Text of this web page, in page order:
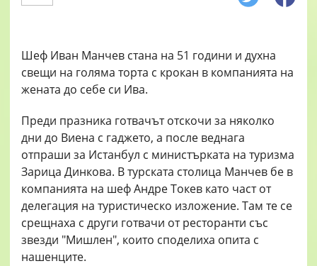
Шеф Иван Манчев стана на 51 години и духна
свещи на голяма торта с крокан в компанията на
жената до себе си Ива.
Преди празника готвачът отскочи за няколко
дни до Виена с гаджето, а после веднага
отпраши за Истанбул с министърката на туризма
Зарица Динкова. В турската столица Манчев бе в
компанията на шеф Андре Токев като част от
делегация на туристическо изложение. Там те се
срещнаха с други готвачи от ресторанти със
звезди "Мишлен", които споделиха опита с
нашенците.